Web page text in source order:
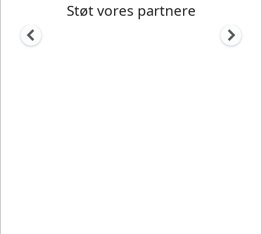
Støt vores partnere